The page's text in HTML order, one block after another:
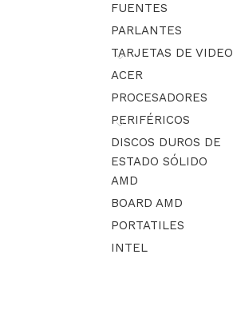
FUENTES
PARLANTES
TARJETAS DE VIDEO
ACER
PROCESADORES
PERIFÉRICOS
DISCOS DUROS DE
ESTADO SÓLIDO
AMD
BOARD AMD
PORTATILES
INTEL